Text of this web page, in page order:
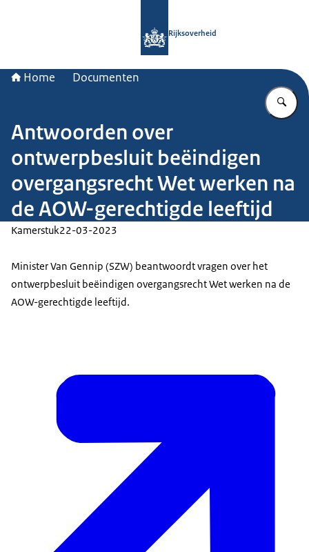
Rijksoverheid
Home Documenten
Antwoorden over
ontwerpbesluit beëindigen
overgangsrecht Wet werken na
de AOW-gerechtigde leeftijd
Kamerstuk22-03-2023
Minister Van Gennip (SZW) beantwoordt vragen over het
ontwerpbesluit beëindigen overgangsrecht Wet werken na de
AOW-gerechtigde leeftijd.